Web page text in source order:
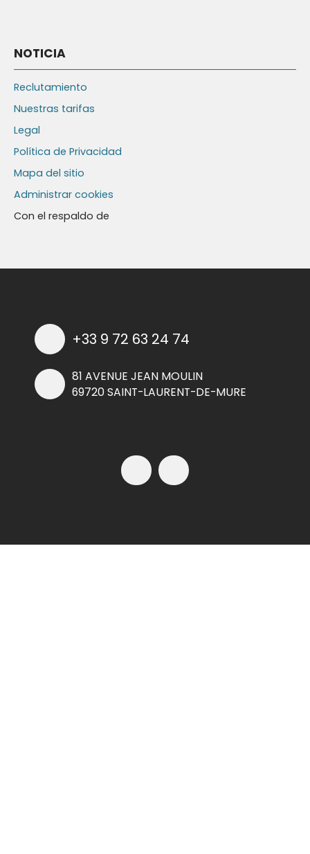
NOTICIA
Reclutamiento
Nuestras tarifas
Legal
Política de Privacidad
Mapa del sitio
Administrar cookies
Con el respaldo de
+33 9 72 63 24 74
81 AVENUE JEAN MOULIN
69720 SAINT-LAURENT-DE-MURE